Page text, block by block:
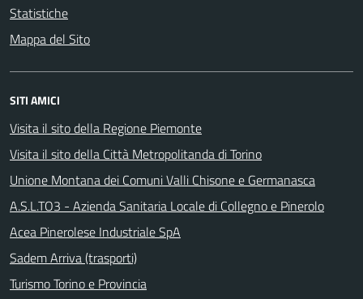
Statistiche
Mappa del Sito
SITI AMICI
Visita il sito della Regione Piemonte
Visita il sito della Città Metropolitanda di Torino
Unione Montana dei Comuni Valli Chisone e Germanasca
A.S.L.TO3 - Azienda Sanitaria Locale di Collegno e Pinerolo
Acea Pinerolese Industriale SpA
Sadem Arriva (trasporti)
Turismo Torino e Provincia